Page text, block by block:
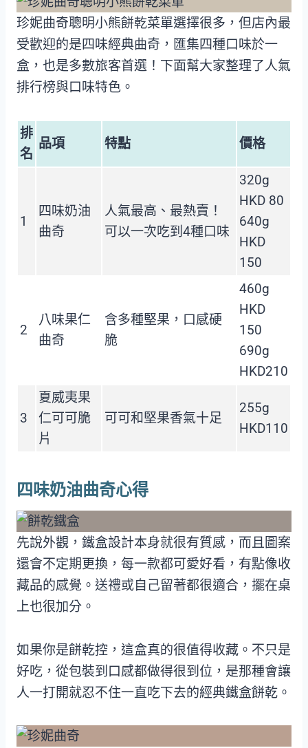
珍妮曲奇聰明小熊餅乾菜單選擇很多，但店內最
受歡迎的是四味經典曲奇，匯集四種口味於一
盒，也是多數旅客首選！下面幫大家整理了人氣
排行榜與口味特色。
排
名
品項 特點 價格
1
四味奶油
曲奇
人氣最高、最熱賣！
可以一次吃到4種口味
320g
HKD 80
640g
HKD
150
2
八味果仁
曲奇
含多種堅果，口感硬
脆
460g
HKD
150
690g
HKD210
3
夏威夷果
仁可可脆
片
可可和堅果香氣十足
255g
HKD110
四味奶油曲奇心得
先說外觀，鐵盒設計本身就很有質感，而且圖案
還會不定期更換，每一款都可愛好看，有點像收
藏品的感覺。送禮或自己留著都很適合，擺在桌
上也很加分。
如果你是餅乾控，這盒真的很值得收藏。不只是
好吃，從包裝到口感都做得很到位，是那種會讓
人一打開就忍不住一直吃下去的經典鐵盒餅乾。